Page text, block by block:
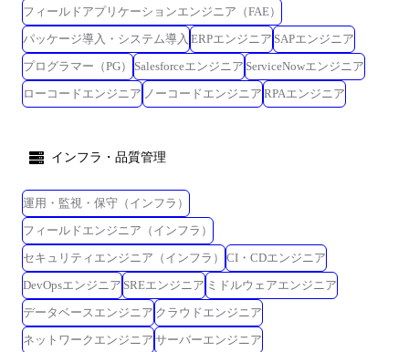
フィールドアプリケーションエンジニア（FAE）
パッケージ導入・システム導入 ERPエンジニア SAPエンジニア
プログラマー（PG）
Salesforceエンジニア ServiceNowエンジニア
ローコードエンジニア ノーコードエンジニア RPAエンジニア
インフラ・品質管理
運用・監視・保守（インフラ）
フィールドエンジニア（インフラ）
セキュリティエンジニア（インフラ）
CI・CDエンジニア
DevOpsエンジニア SREエンジニア ミドルウェアエンジニア
データベースエンジニア クラウドエンジニア
ネットワークエンジニア サーバーエンジニア